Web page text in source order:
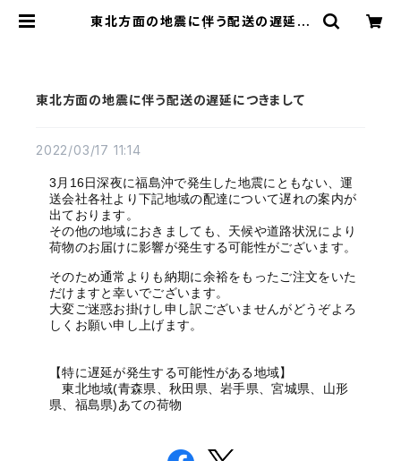
東北方面の地震に伴う配送の遅延に
東北方面の地震に伴う配送の遅延につきまして
2022/03/17 11:14
3月16日深夜に福島沖で発生した地震にともない、運
送会社各社より下記地域の配達について遅れの案内が
出ております。
その他の地域におきましても、天候や道路状況により
荷物のお届けに影響が発生する可能性がございます。
そのため通常よりも納期に余裕をもったご注文をいた
だけますと幸いでございます。
大変ご迷惑お掛けし申し訳ございませんがどうぞよろ
しくお願い申し上げます。
【特に遅延が発生する可能性がある地域】
東北地域(青森県、秋田県、岩手県、宮城県、山形
県、福島県)あての荷物